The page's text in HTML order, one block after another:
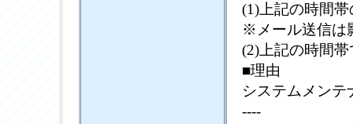
(1)上記の時間
※メール送信は
(2)上記の時間
■理由
システムメンテ
----